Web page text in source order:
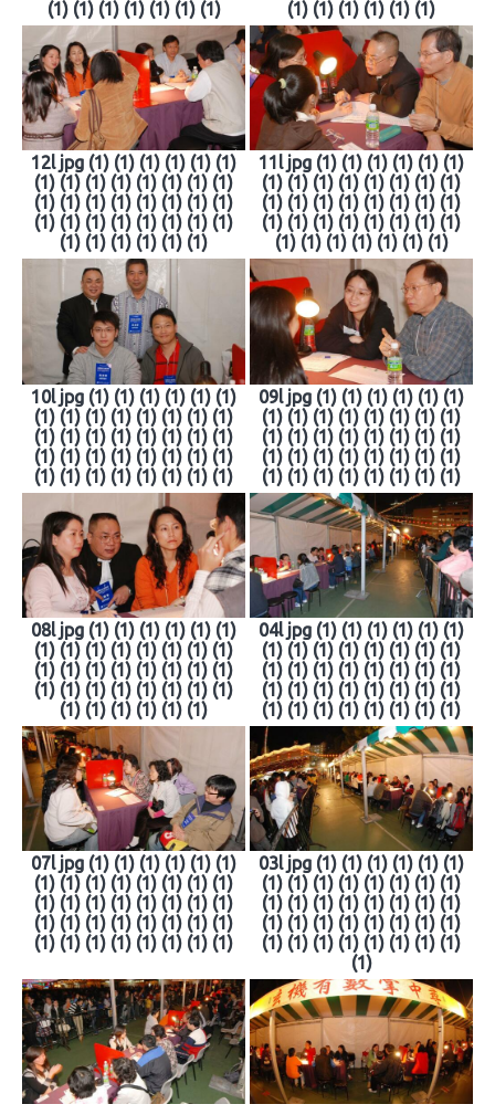
(1) (1) (1) (1) (1) (1) (1) (1) (1) (1) (1) (1) (1)
12l jpg (1) (1) (1) (1) (1) (1)
(1) (1) (1) (1) (1) (1) (1) (1)
(1) (1) (1) (1) (1) (1) (1) (1)
(1) (1) (1) (1) (1) (1) (1) (1)
(1) (1) (1) (1) (1) (1)
11l jpg (1) (1) (1) (1) (1) (1)
(1) (1) (1) (1) (1) (1) (1) (1)
(1) (1) (1) (1) (1) (1) (1) (1)
(1) (1) (1) (1) (1) (1) (1) (1)
(1) (1) (1) (1) (1) (1) (1)
10l jpg (1) (1) (1) (1) (1) (1)
(1) (1) (1) (1) (1) (1) (1) (1)
(1) (1) (1) (1) (1) (1) (1) (1)
(1) (1) (1) (1) (1) (1) (1) (1)
(1) (1) (1) (1) (1) (1) (1) (1)
09l jpg (1) (1) (1) (1) (1) (1)
(1) (1) (1) (1) (1) (1) (1) (1)
(1) (1) (1) (1) (1) (1) (1) (1)
(1) (1) (1) (1) (1) (1) (1) (1)
(1) (1) (1) (1) (1) (1) (1) (1)
08l jpg (1) (1) (1) (1) (1) (1)
(1) (1) (1) (1) (1) (1) (1) (1)
(1) (1) (1) (1) (1) (1) (1) (1)
(1) (1) (1) (1) (1) (1) (1) (1)
(1) (1) (1) (1) (1) (1)
04l jpg (1) (1) (1) (1) (1) (1)
(1) (1) (1) (1) (1) (1) (1) (1)
(1) (1) (1) (1) (1) (1) (1) (1)
(1) (1) (1) (1) (1) (1) (1) (1)
(1) (1) (1) (1) (1) (1) (1) (1)
07l jpg (1) (1) (1) (1) (1) (1)
(1) (1) (1) (1) (1) (1) (1) (1)
(1) (1) (1) (1) (1) (1) (1) (1)
(1) (1) (1) (1) (1) (1) (1) (1)
(1) (1) (1) (1) (1) (1) (1) (1)
03l jpg (1) (1) (1) (1) (1) (1)
(1) (1) (1) (1) (1) (1) (1) (1)
(1) (1) (1) (1) (1) (1) (1) (1)
(1) (1) (1) (1) (1) (1) (1) (1)
(1) (1) (1) (1) (1) (1) (1) (1)
(1)